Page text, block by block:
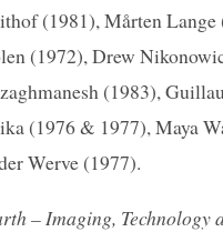
(1981), Mårten Lange
(1972), Drew
(1983),
(1976 & 1977), Maya
Werve (1977).
– Imaging, Technology